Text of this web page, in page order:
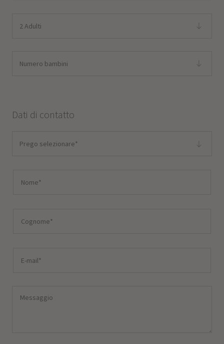
2 Adulti
Numero bambini
Dati di contatto
Prego selezionare*